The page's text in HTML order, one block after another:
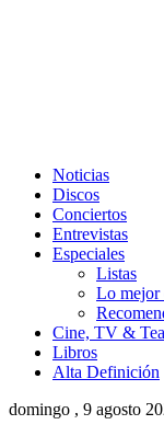
Noticias
Discos
Conciertos
Entrevistas
Especiales
Listas
Lo mejor
Cine, TV &
Libros
Alta Definición
domingo , 9 agosto